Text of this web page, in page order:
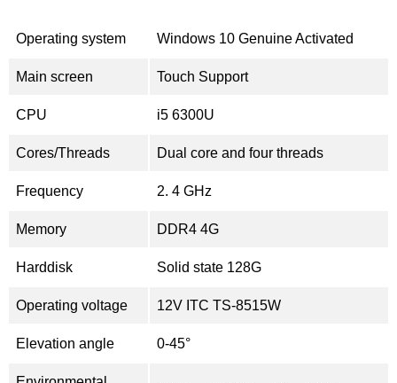
Operating system Windows 10 Genuine Activated
Main screen Touch Support
CPU i5 6300U
Cores/Threads Dual core and four threads
Frequency 2. 4 GHz
Memory DDR4 4G
Harddisk Solid state 128G
Operating voltage 12V ITC TS-8515W
Elevation angle 0-45°